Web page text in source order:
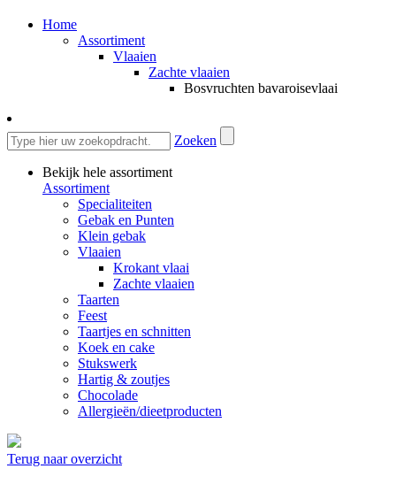
Home
Assortiment
Vlaaien
Zachte vlaaien
Bosvruchten bavaroisevlaai
Zoeken
Bekijk hele assortiment
Assortiment
Specialiteiten
Gebak en Punten
Klein gebak
Vlaaien
Krokant vlaai
Zachte vlaaien
Taarten
Feest
Taartjes en schnitten
Koek en cake
Stukswerk
Hartig & zoutjes
Chocolade
Allergieën/dieetproducten
Terug naar overzicht